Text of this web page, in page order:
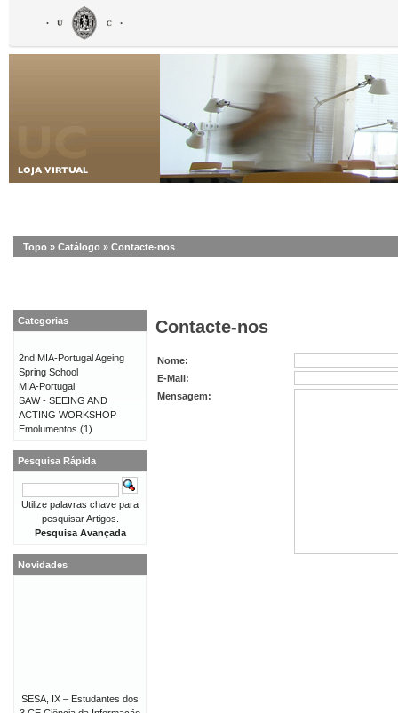
Topo » Catálogo » Contacte-nos
Contacte-nos
Nome:
E-Mail:
Mensagem:
Categorias
2nd MIA-Portugal Ageing
Spring School
MIA-Portugal
SAW - SEEING AND
ACTING WORKSHOP
Emolumentos (1)
Pesquisa Rápida
Utilize palavras chave para
pesquisar Artigos.
Pesquisa Avançada
Novidades
SESA, IX – Estudantes dos